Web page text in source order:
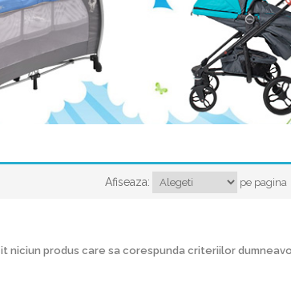
Afiseaza: pe pagina
niciun produs care sa corespunda criteriilor